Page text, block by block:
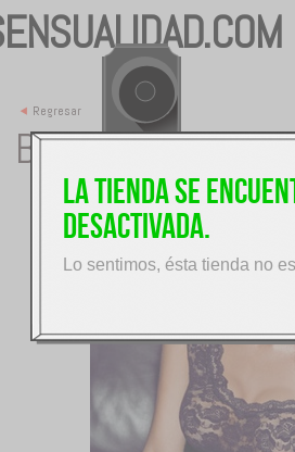
< Regresar
BABYDOLL REF.
La tienda se
desactivada.
Lo sentimos, ésta tienda no